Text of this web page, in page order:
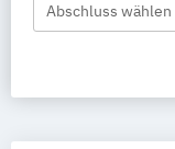
Abschluss wählen